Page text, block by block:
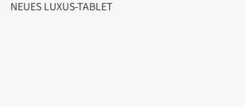
NEUES LUXUS-TABLET